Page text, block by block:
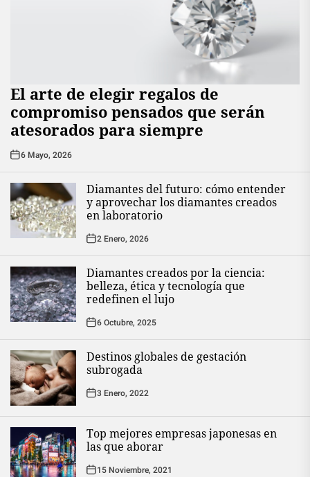
El arte de elegir regalos de
compromiso pensados que serán
atesorados para siempre
6 Mayo, 2026
Diamantes del futuro: cómo entender
y aprovechar los diamantes creados
en laboratorio
2 Enero, 2026
Diamantes creados por la ciencia:
belleza, ética y tecnología que
redefinen el lujo
6 Octubre, 2025
Destinos globales de gestación
subrogada
3 Enero, 2022
Top mejores empresas japonesas en
las que aborar
15 Noviembre, 2021